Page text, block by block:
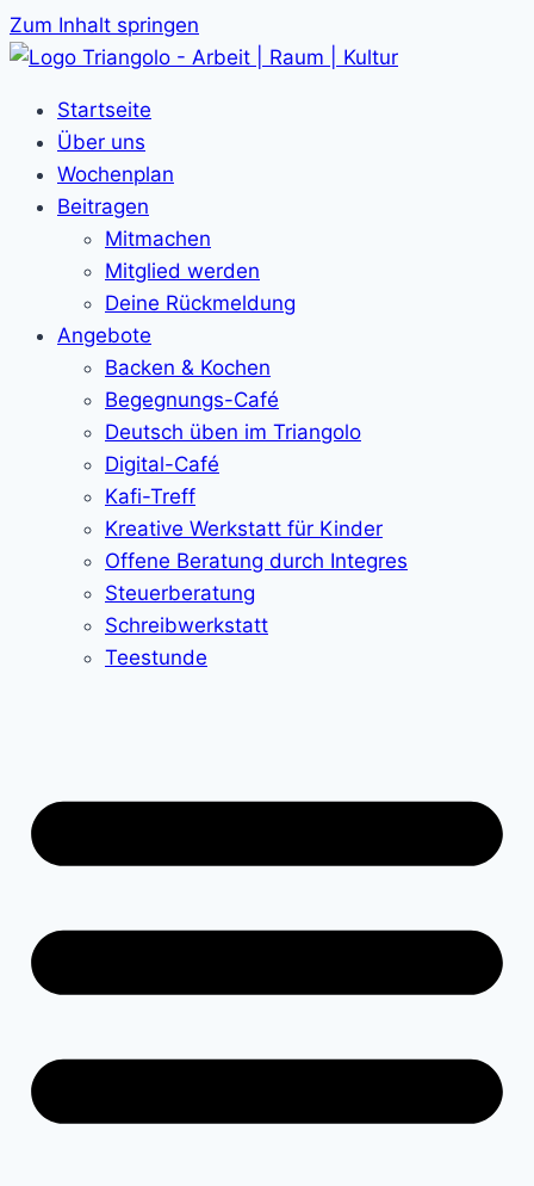
Zum Inhalt springen
Startseite
Über uns
Wochenplan
Beitragen
Mitmachen
Mitglied werden
Deine Rückmeldung
Angebote
Backen & Kochen
Begegnungs-Café
Deutsch üben im Triangolo
Digital-Café
Kafi-Treff
Kreative Werkstatt für Kinder
Offene Beratung durch Integres
Steuerberatung
Schreibwerkstatt
Teestunde